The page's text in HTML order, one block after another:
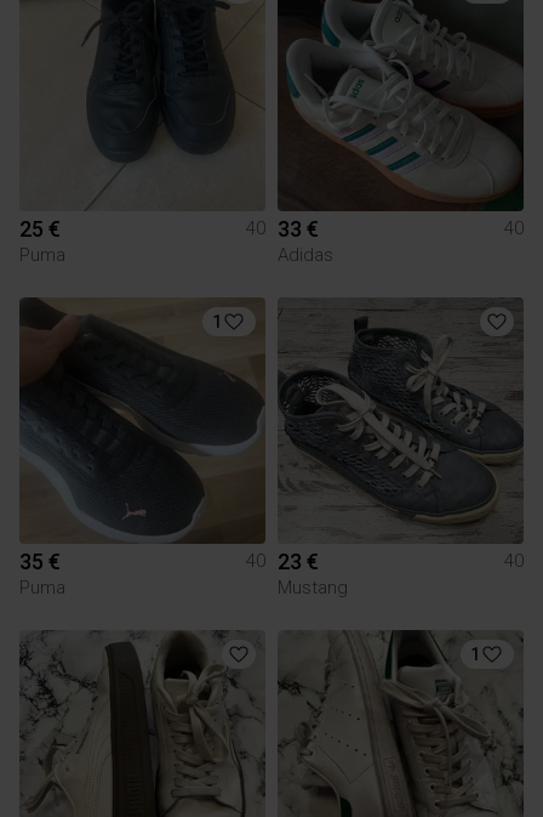
25 €
40
Puma
33 €
40
Adidas
1
35 €
40
Puma
23 €
40
Mustang
1